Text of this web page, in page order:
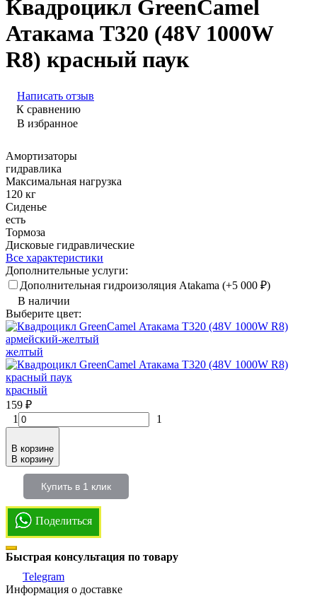
Квадроцикл GreenCamel
Атакама T320 (48V 1000W
R8) красный паук
Написать отзыв
К сравнению
В избранное
Амортизаторы
гидравлика
Максимальная нагрузка
120 кг
Сиденье
есть
Тормоза
Дисковые гидравлические
Все характеристики
Дополнительные услуги:
Дополнительная гидроизоляция Atakama (+5 000 ₽)
В наличии
Выберите цвет:
желтый
красный
159 ₽
1
1
В корзине
В корзину
Купить в 1 клик
Поделиться
Быстрая консультация по товару
Telegram
Информация о доставке